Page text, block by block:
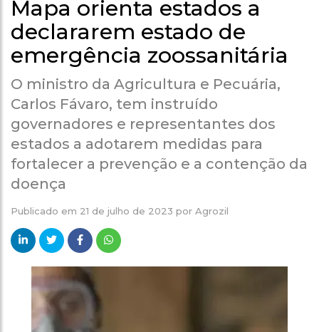
Mapa orienta estados a
declararem estado de
emergência zoossanitária
O ministro da Agricultura e Pecuária,
Carlos Fávaro, tem instruído
governadores e representantes dos
estados a adotarem medidas para
fortalecer a prevenção e a contenção da
doença
Publicado em 21 de julho de 2023 por Agrozil